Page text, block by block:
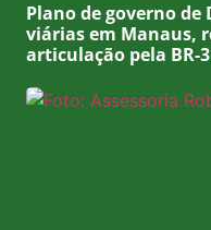
Plano de governo
viárias em Manaus,
articulação pela BR-